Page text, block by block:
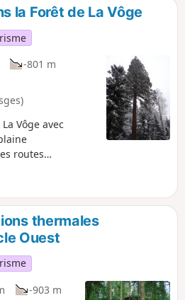
la Forêt de La Vôge
-801 m
Vôge avec
routes
thermales
Ouest
-903 m